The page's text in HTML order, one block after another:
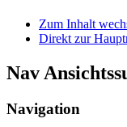
Zum Inhalt
Direkt zur
Nav
Navigation